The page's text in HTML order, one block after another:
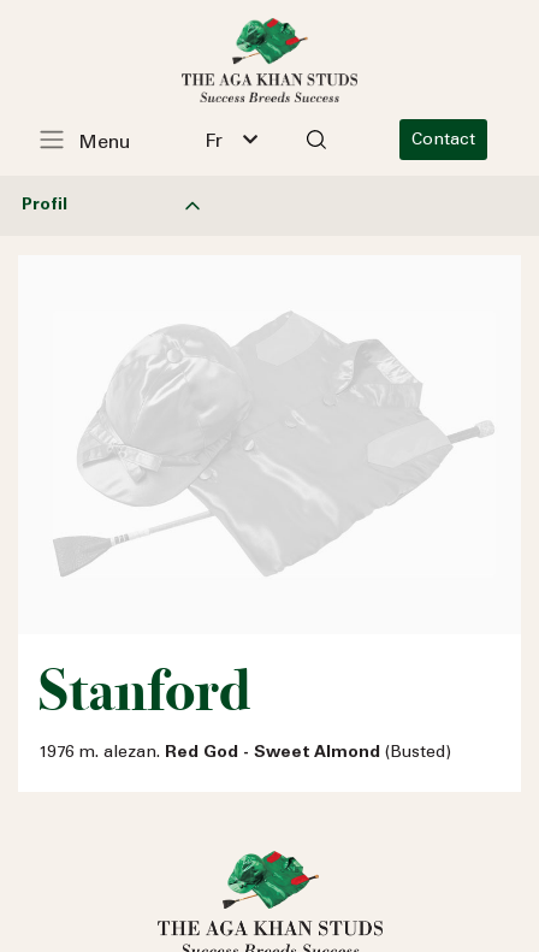
Fr Contact
Menu
Profil
Stanford
1976 m. alezan. Red God - Sweet Almond (Busted)